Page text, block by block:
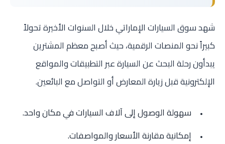
شهد سوق السيارات الإماراتي خلال السنوات الأخيرة تحولاً
كبيراً نحو المنصات الرقمية، حيث أصبح معظم المشترين
يبدأون رحلة البحث عن السيارة عبر التطبيقات والمواقع
الإلكترونية قبل زيارة المعارض أو التواصل مع البائعين.
سهولة الوصول إلى آلاف السيارات في مكان واحد.
إمكانية مقارنة الأسعار والمواصفات.